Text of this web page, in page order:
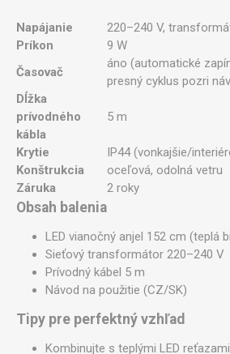
Napájanie
220–240 V,
Príkon
9 W
Časovač
áno (automatické
presný cyklus pozri
Dĺžka
prívodného
kábla
5 m
Krytie
IP44 (vonkajšie/
Konštrukcia
oceľová, odolná vetru
Záruka
2 roky
Obsah balenia
LED vianočný anjel 152 cm (teplá
Sieťový transformátor 220–240 V
Prívodný kábel 5 m
Návod na použitie (CZ/SK)
Tipy pre perfektný vzhľad
Kombinujte s teplými LED